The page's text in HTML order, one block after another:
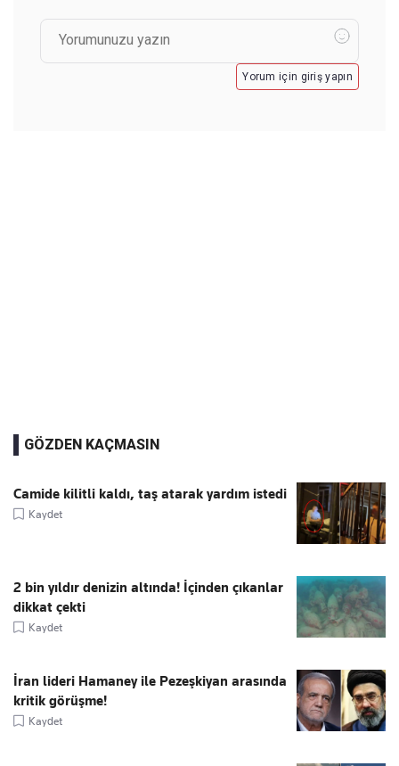
Yorum için giriş yapın
GÖZDEN KAÇMASIN
Camide kilitli kaldı, taş atarak yardım istedi
Kaydet
2 bin yıldır denizin altında! İçinden çıkanlar
dikkat çekti
Kaydet
İran lideri Hamaney ile Pezeşkiyan arasında
kritik görüşme!
Kaydet